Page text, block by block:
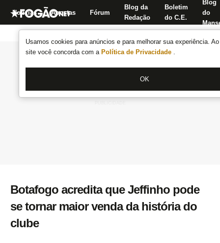
Usamos cookies para anúncios e para melhorar sua experiência.
site você concorda com a Política de Privacidade .
OK
Notícias Apostas Fórum
Blog da
Redação
Boletim
do C.E.
Blog
do
Botafogo acredita que Jeffinho pode
se tornar maior venda da história do
clube